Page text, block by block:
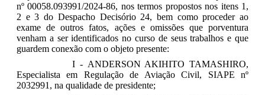
nº 00058.093991/2024-86, nos termos propostos nos itens 1,
2 e 3 do Despacho Decisório 24, bem como proceder ao
exame de outros fatos, ações e omissões que porventura
venham a ser identificados no curso de seus trabalhos e que
guardem conexão com o objeto presente:
I - ANDERSON AKIHITO TAMASHIRO,
Especialista em Regulação de Aviação Civil, SIAPE nº
2032991, na qualidade de presidente;